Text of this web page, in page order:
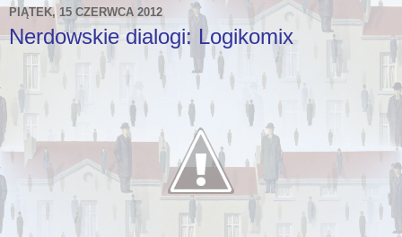
PIĄTEK, 15 CZERWCA 2012
Nerdowskie dialogi: Logikomix